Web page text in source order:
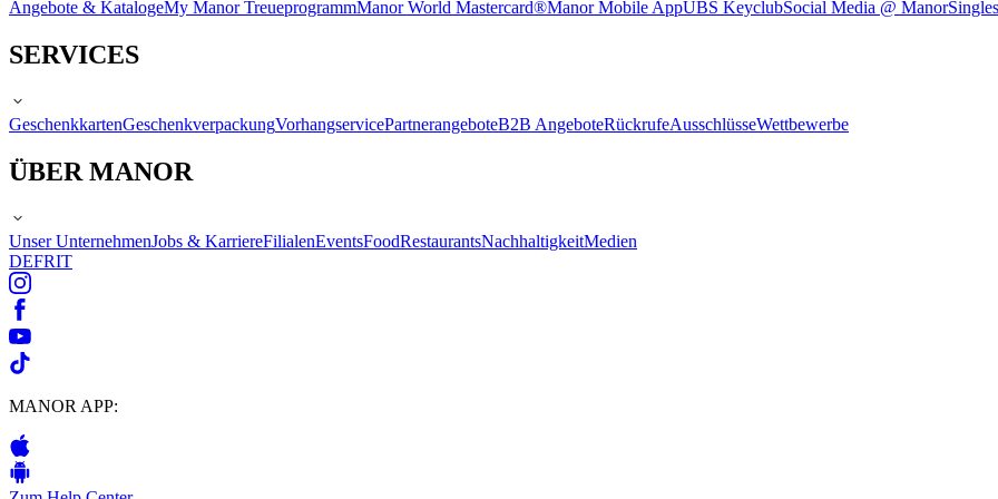
Angebote & KatalogeMy Manor TreueprogrammManor World Mastercard®Manor Mobile AppUBS KeyclubSocial Media @ Manor
SERVICES
GeschenkkartenGeschenkverpackungVorhangservicePartnerangeboteB2B AngeboteRückrufeAusschlüsseWettbewerbe
ÜBER MANOR
Unser UnternehmenJobs & KarriereFilialenEventsFoodRestaurantsNachhaltigkeitMedien
DEFRIT
MANOR APP: